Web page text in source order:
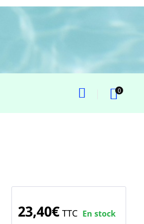
0
23,40€ TTC En stock